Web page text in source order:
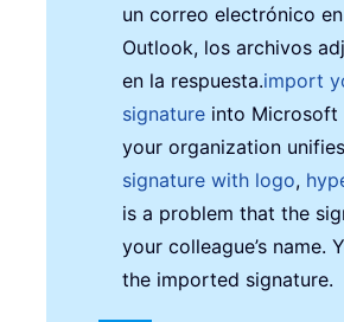
un correo electrónico
Outlook, los archivos
en la respuesta.import
signature into Microsoft
your organization
signature with logo,
is a problem that the
your colleague’s name.
the imported signature.